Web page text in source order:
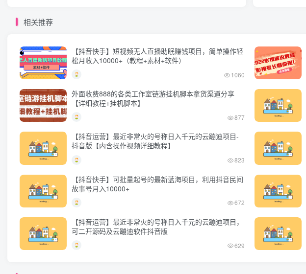
相关推荐
【抖音快手】短视频无人直播助眠赚钱项目，简单操作轻
松月收入10000+（教程+素材+软件）
1060
外面收费888的各类工作室链游挂机脚本拿货渠道分享
【详细教程+挂机脚本】
877
【抖音运营】最近非常火的号称日入千元的云蹦迪项目-
抖音版【内含操作视频详细教程】
823
【抖音快手】可批量起号的最新蓝海项目，利用抖音民间
故事号月入10000+
672
【抖音运营】最近非常火的号称日入千元的云蹦迪项目，
可二开源码及云蹦迪软件抖音版
629